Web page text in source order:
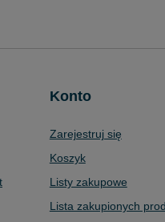
Konto
Zarejestruj się
Koszyk
Listy zakupowe
Lista zakupionych